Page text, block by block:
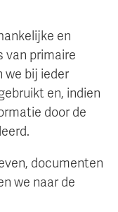
en
van primaire
we bij ieder
en, indien
door de
documenten
we naar de